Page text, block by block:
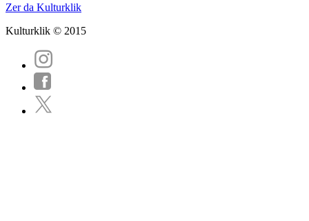
Zer da Kulturklik
Kulturklik © 2015